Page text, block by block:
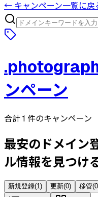
← キャンペーン一覧に戻
.
ンペーン
合計 1 件のキャンペーン
最安のドメイン
ル情報を見つけ
新規登録(1) 更新(0) 移管(0